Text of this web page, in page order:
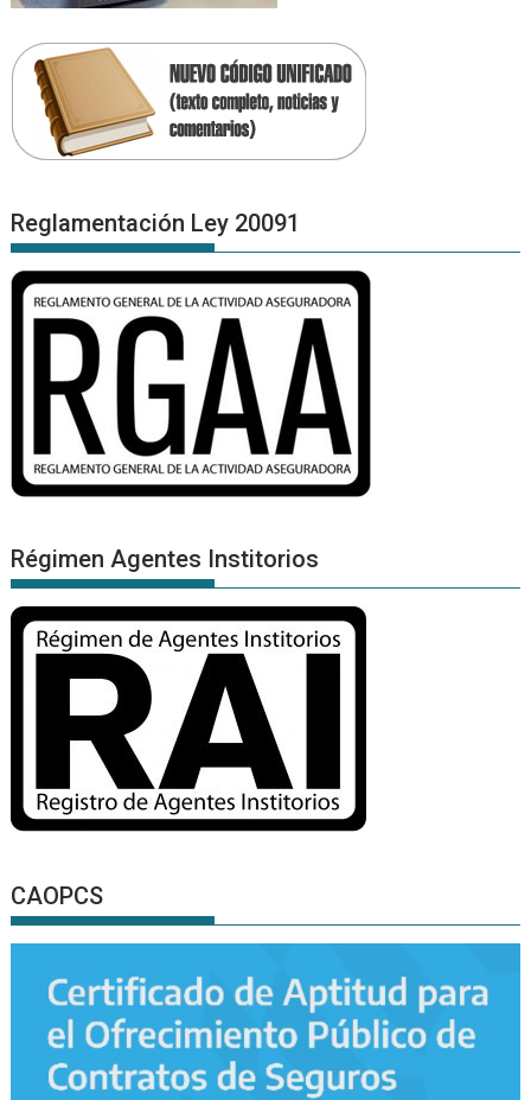
Reglamentación Ley 20091
Régimen Agentes Institorios
CAOPCS